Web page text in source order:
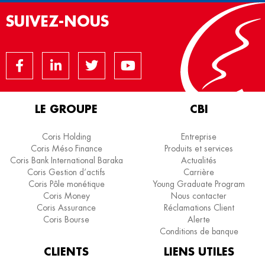
SUIVEZ-NOUS
LE GROUPE
Coris Holding
Coris Méso Finance
Coris Bank International Baraka
Coris Gestion d’actifs
Coris Pôle monétique
Coris Money
Coris Assurance
Coris Bourse
CBI
Entreprise
Produits et services
Actualités
Carrière
Young Graduate Program
Nous contacter
Réclamations Client
Alerte
Conditions de banque
CLIENTS LIENS UTILES